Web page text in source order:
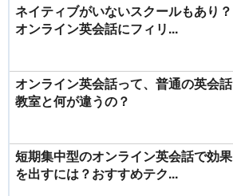
ネイティブがいないスクールもあり？
オンライン英会話にフィリ...
オンライン英会話って、普通の英会話
教室と何が違うの？
短期集中型のオンライン英会話で効果
を出すには？おすすめテク...